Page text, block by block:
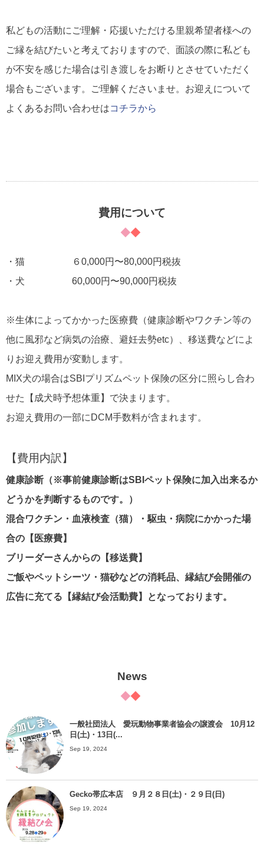
私どもの活動にご理解・応援いただける里親希望者様への
ご縁を結びたいと考えておりますので、面談の際に私ども
が不安を感じた場合は引き渡しをお断りとさせていただく
場合もございます。ご理解くださいませ。お迎えについて
よくあるお問い合わせはコチラから
費用について
・猫 ６0,000円〜80,000円税抜
・犬 60,000円〜90,000円税抜
※生体によってかかった医療費（健康診断やワクチン等の
他に風邪など病気の治療、避妊去勢etc）、移送費などによ
りお迎え費用が変動します。
MIX犬の場合はSBIプリズムペット保険の区分に照らし合わ
せた【成犬時予想体重】で決まります。
お迎え費用の一部にDCM手数料が含まれます。
【費用内訳】
健康診断（※事前健康診断はSBIペット保険に加入出来るか
どうかを判断するものです。）
混合ワクチン・血液検査（猫）・駆虫・病院にかかった場
合の【医療費】
ブリーダーさんからの【移送費】
ご飯やペットシーツ・猫砂などの消耗品、縁結び会開催の
広告に充てる【縁結び会活動費】となっております。
News
一般社団法人 愛玩動物事業者協会の譲渡会 10月12
日(土)・13日(...
Sep 19, 2024
Gecko帯広本店 ９月２８日(土)・２９日(日)
Sep 19, 2024